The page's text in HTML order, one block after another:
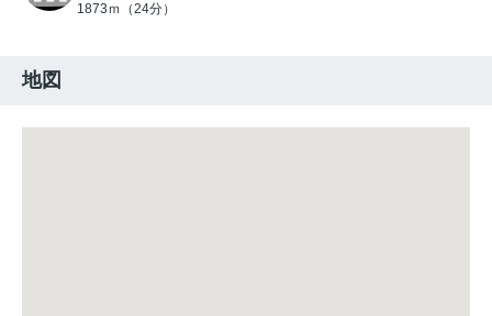
1873ｍ（24分）
地図